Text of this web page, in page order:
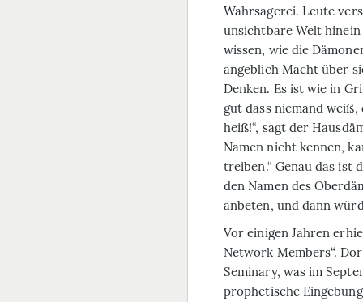
Wahrsagerei. Leute
unsichtbare Welt
wissen, wie die
angeblich Macht über
Denken. Es ist wie in
gut dass niemand
heiß!“, sagt der
Namen nicht kennen,
treiben.“ Genau das ist
den Namen des
anbeten, und dann
Vor einigen Jahren
Network Members“.
Seminary, was im
prophetische